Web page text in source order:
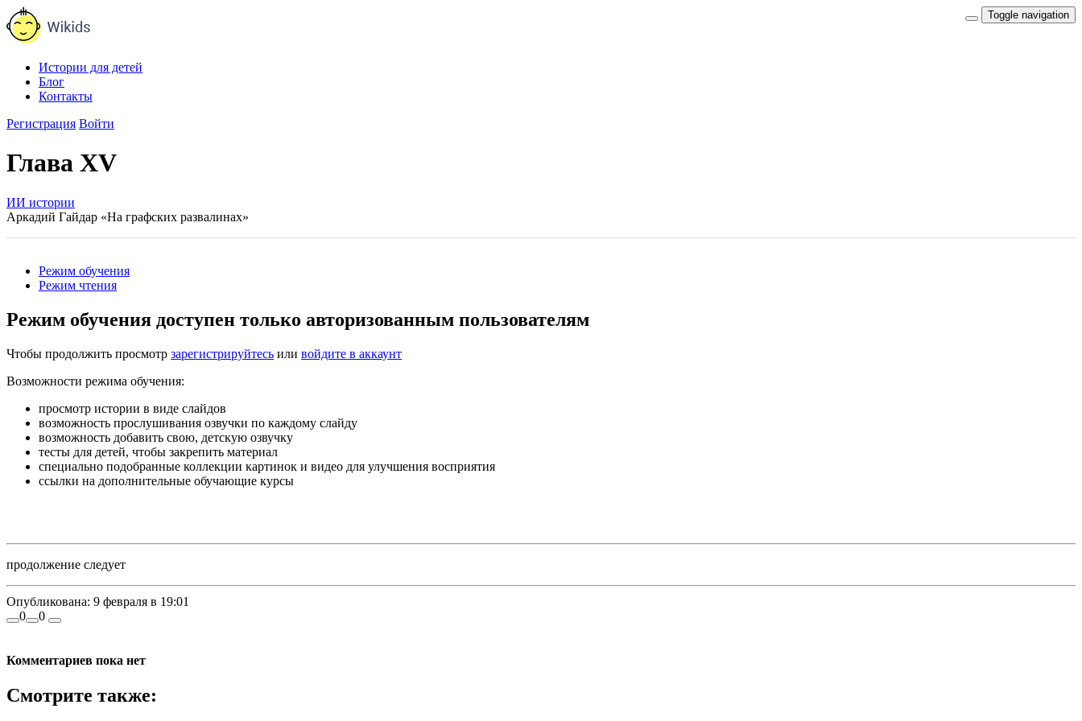
Toggle navigation
Истории для детей
Блог
Контакты
Регистрация Войти
Глава XV
ИИ истории
Аркадий Гайдар «На графских развалинах»
Режим обучения
Режим чтения
Режим обучения доступен только авторизованным пользователям
Чтобы продолжить просмотр зарегистрируйтесь или войдите в аккаунт
Возможности режима обучения:
просмотр истории в виде слайдов
возможность прослушивания озвучки по каждому слайду
возможность добавить свою, детскую озвучку
тесты для детей, чтобы закрепить материал
специально подобранные коллекции картинок и видео для улучшения восприятия
ссылки на дополнительные обучающие курсы
продолжение следует
Опубликована: 9 февраля в 19:01
0
0
Комментариев пока нет
Смотрите также: